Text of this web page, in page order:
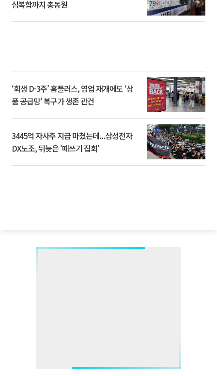
심복합까지 총동원
‘회생 D-3주’ 홈플러스, 영업 재개에도 ‘상
품 공급망’ 복구가 생존 관건
3445억 자사주 지급 마쳤는데...삼성전자
DX노조, 뒤늦은 '떼쓰기 집회'